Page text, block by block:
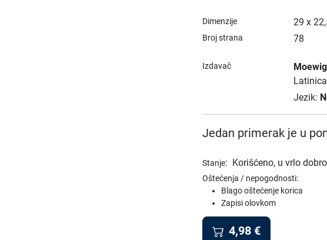
Dimenzije 29 x
Broj strana 78
Izdavač Moewig
Jezik:
Jedan primerak je u
Stanje: Korišćeno, u vrlo
Oštećenja / nepogodnosti:
Blago oštećenje korica
Zapisi olovkom
4,98 €